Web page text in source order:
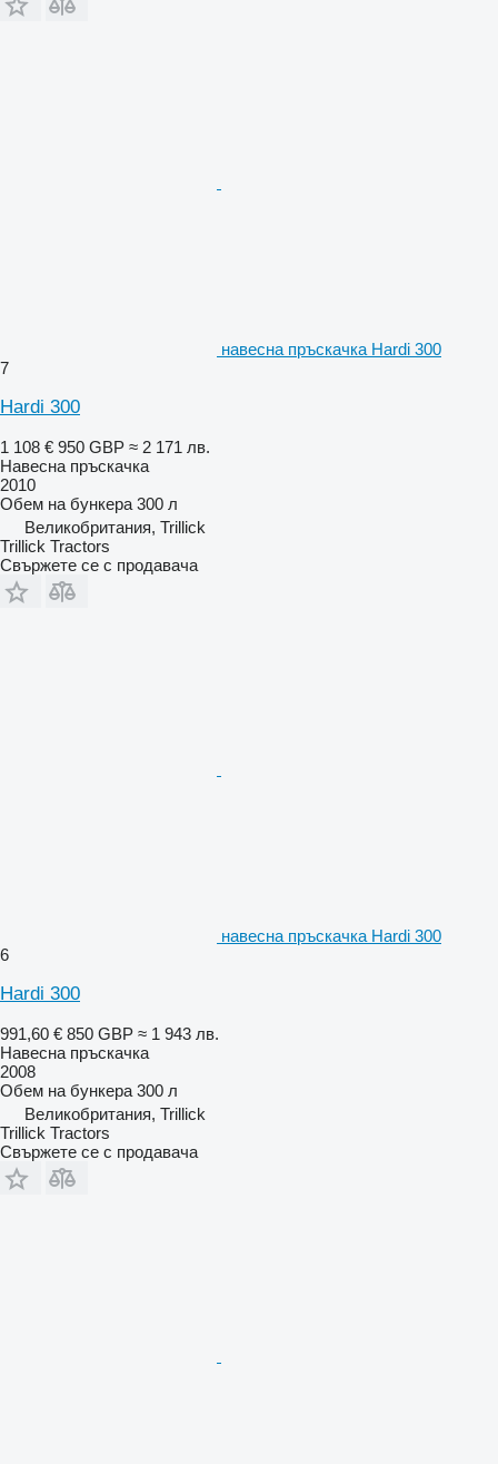
навесна пръскачка Hardi 300
7
Hardi 300
1 108 € 950 GBP ≈ 2 171 лв.
Навесна пръскачка
2010
Обем на бункера 300 л
Великобритания, Trillick
Trillick Tractors
Свържете се с продавача
навесна пръскачка Hardi 300
6
Hardi 300
991,60 € 850 GBP ≈ 1 943 лв.
Навесна пръскачка
2008
Обем на бункера 300 л
Великобритания, Trillick
Trillick Tractors
Свържете се с продавача